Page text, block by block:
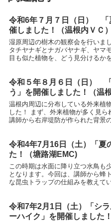
令和6年７月７日（日） 「
催しました！（温根内ＶＣ）
湿原周辺の樹木の観察会を行いま
タチヤナギとナガバヤナギ、ヤマ
目も似た植物を、どう見分けるか
チヤナギナガバヤナギ葉の縁に見
令和５年８月６日（日）
う」を開催しました！（温
温根内周辺に分布している外来植
した！ まず、外来植物が多く見ら
講師から右岸堤防が作られた背景
を見ながら、水環境が異なる堤防
令和4年7月16日（土）「夏
た！（塘路湖EMC)
この時期は水面に降り立つ水鳥も
となります。今回は、講師から蜂
な昆虫トラップの仕組みを教えて
た昆虫を参加者全員で観察しま
令和7年2月1日（土）「シ
ーハイク」を開催しました